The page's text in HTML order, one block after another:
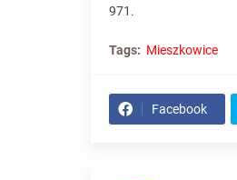
971.
Tags: Mieszkowice
Facebook